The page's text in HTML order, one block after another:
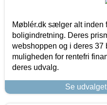
Møblér.dk sælger alt inden
boligindretning. Deres
webshoppen og i deres 37
muligheden for rentefri
deres udvalg.
Se